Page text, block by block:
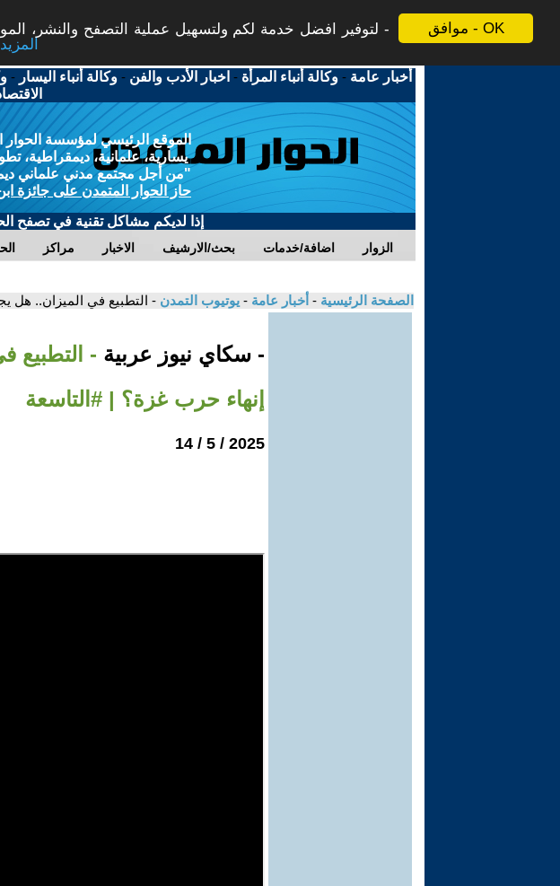
موافق - OK
لتوفير افضل خدمة لكم ولتسهيل عملية التصفح والنشر،
More info - المزيد
أخبار عامة -وكالة أنباء المرأة - اخبار الأدب والفن -وكالة أنباء اليسار -
الموقع الرئيسي لمؤسسة الحوار
يسارية، علمانية، ديمقراطية،
"من أجل مجتمع مدني علماني
حاز الحوار المتمدن على جائزة
إذا لديكم مشاكل تقنية في تصفح
مراكز الاخبار بحث/الارشيف اضافة/خدمات الزوار
الصفحة الرئيسية - أخبار عامة - يوتيوب التمدن - التطبيع في الميزان.. هل
- سكاي نيوز عربية - التطبيع
إنهاء حرب غزة؟ | #التاسعة
2025 / 5 / 14